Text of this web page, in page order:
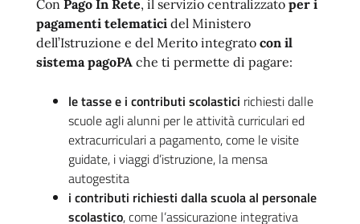
Con Pago In Rete, il servizio centralizzato per i
pagamenti telematici del Ministero
dell’Istruzione e del Merito integrato con il
sistema pagoPA che ti permette di pagare:
le tasse e i contributi scolastici richiesti dalle
scuole agli alunni per le attività curriculari ed
extracurriculari a pagamento, come le visite
guidate, i viaggi d’istruzione, la mensa
autogestita
i contributi richiesti dalla scuola al personale
scolastico, come l’assicurazione integrativa